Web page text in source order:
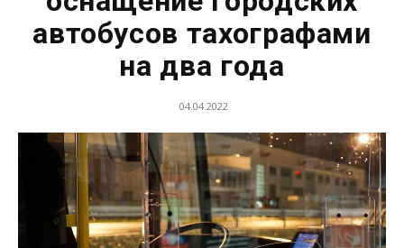
автобусов тахографами
на два года
04.04.2022